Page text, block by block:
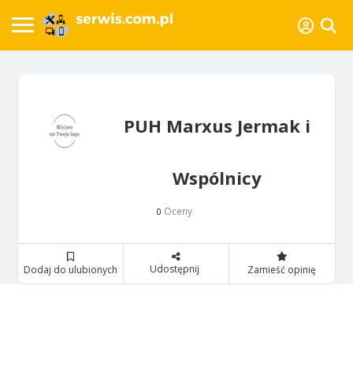
PUH Marxus Jermak i
Wspólnicy
0 Oceny
Dodaj do ulubionych Udostępnij Zamieść opinię